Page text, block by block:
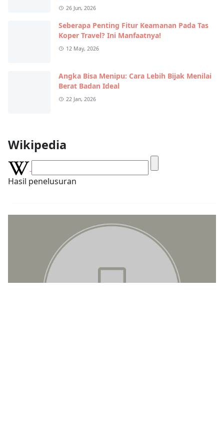
26 Jun, 2026
Seberapa Penting Fitur Keamanan Pada Tas
Koper Travel? Ini Manfaatnya!
12 May, 2026
Angka Bisa Menipu: Cara Lebih Bijak Menilai
Berat Badan Ideal
22 Jan, 2026
Wikipedia
Hasil penelusuran